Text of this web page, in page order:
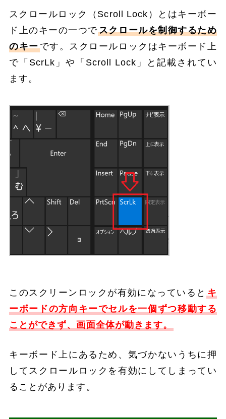
スクロールロック（Scroll Lock）とはキーボー
ド上のキーの一つでスクロールを制御するため
のキーです。スクロールロックはキーボード上
で「ScrLk」や「Scroll Lock」と記載されてい
ます。
このスクリーンロックが有効になっていると キ
ーボードの方向キーでセルを一個ずつ移動する
ことができず、画面全体が動きます。
キーボード上にあるため、気づかないうちに押
してスクロールロックを有効にしてしまってい
ることがあります。